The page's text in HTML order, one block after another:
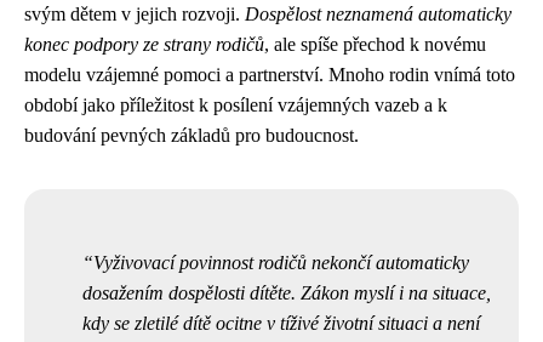
svým dětem v jejich rozvoji. Dospělost neznamená automaticky
konec podpory ze strany rodičů, ale spíše přechod k novému
modelu vzájemné pomoci a partnerství. Mnoho rodin vnímá toto
období jako příležitost k posílení vzájemných vazeb a k
budování pevných základů pro budoucnost.
Vyživovací povinnost rodičů nekončí automaticky
dosažením dospělosti dítěte. Zákon myslí i na situace,
kdy se zletilé dítě ocitne v tíživé životní situaci a není